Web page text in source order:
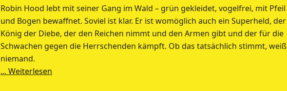
Robin Hood lebt mit seiner Gang im Wald – grün gekleidet, vogelfrei, mit Pfeil
und Bogen bewaffnet. Soviel ist klar. Er ist womöglich auch ein Superheld, der
König der Diebe, der den Reichen nimmt und den Armen gibt und der für die
Schwachen gegen die Herrschenden kämpft. Ob das tatsächlich stimmt, weiß
niemand.
... Weiterlesen